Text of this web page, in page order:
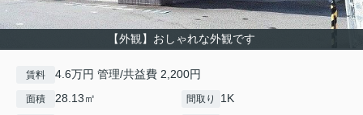
【外観】おしゃれな外観です
賃料 4.6万円 管理/共益費 2,200円
面積 28.13㎡ 間取り 1K